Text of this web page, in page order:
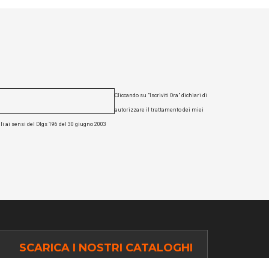
Cliccando su "Iscriviti Ora" dichiari di
autorizzare il trattamento dei miei
ai sensi del Dlgs 196 del 30 giugno 2003
SCARICA I NOSTRI CATALOGHI